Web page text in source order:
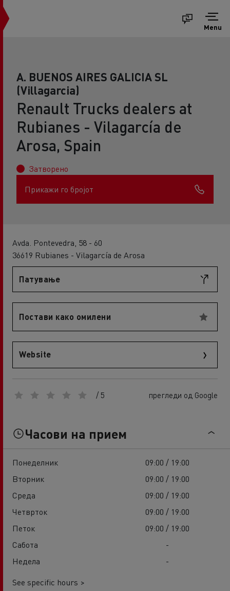
Menu
A. BUENOS AIRES GALICIA SL
(Villagarcia)
Renault Trucks dealers at
Rubianes - Vilagarcía de
Arosa, Spain
Затворено
Прикажи го бројот
Avda. Pontevedra, 58 - 60
36619 Rubianes - Vilagarcía de Arosa
Патување
Постави како омилени
Website
/ 5 прегледи од Google
Часови на прием
Понеделник
09:00 / 19:00
Вторник
09:00 / 19:00
Среда
09:00 / 19:00
Четврток
09:00 / 19:00
Петок
09:00 / 19:00
Сабота
-
Недела
-
See specific hours >